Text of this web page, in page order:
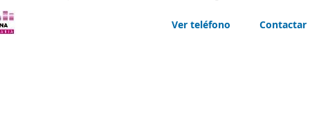
la vivienda. Los gastos de la comunidad están incluidos en el precio. Pida
sin compromiso.
Ver teléfono Contactar